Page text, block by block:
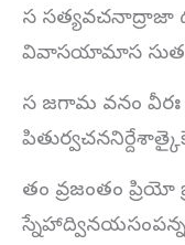
స సత్యవచనాద్రాజా
వివాసయామాస సుతం
స జగామ వనం
తం వ్రజంతం